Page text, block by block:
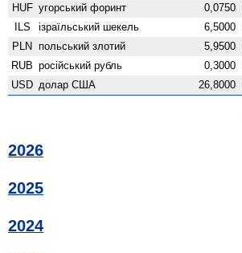
HUF угорський форинт 0,0750
ILS ізраїльський шекель 6,5000
PLN польський злотий 5,9500
RUB російський рубль 0,3000
USD долар США 26,8000
2026
2025
2024